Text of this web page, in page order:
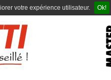
votre expérience utilisateur. Ok!